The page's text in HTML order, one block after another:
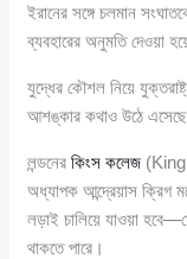
ইরানের সঙ্গে চলমান
ব্যবহারের অনুমতি দেওয়া
যুদ্ধের কৌশল নিয়ে
আশঙ্কার কথাও উঠে
লন্ডনেরকিংস কলেজ
অধ্যাপক আন্দ্রেয়াস ক্রিগ
লড়াই চালিয়ে যাওয়া
থাকতে পারে।